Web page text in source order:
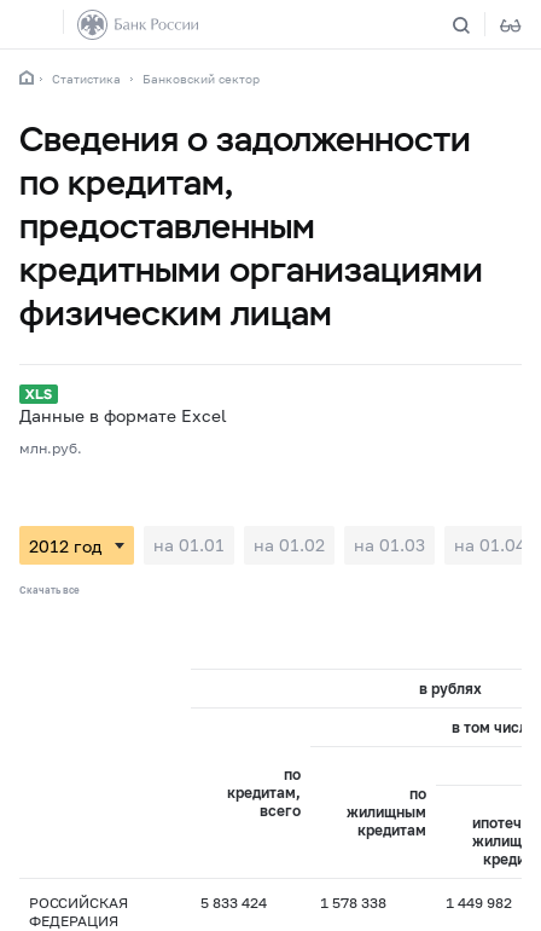
Статистика Банковский сектор
Сведения о задолженности
по кредитам,
предоставленным
кредитными организациями
физическим лицам
Данные в формате Excel
млн.руб.
на 01.01 на 01.02 на 01.03 на 01.04
Скачать все
в рублях
по
кредитам,
всего
в том числе:
по
жилищным
кредитам
РОССИЙСКАЯ
ФЕДЕРАЦИЯ
5 833 424 1 578 338 1 449 982